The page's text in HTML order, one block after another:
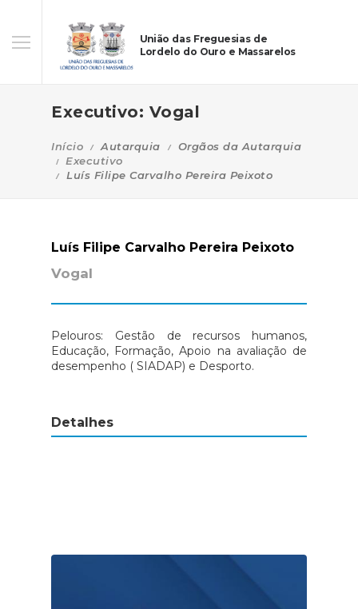
União das Freguesias de
Lordelo do Ouro e Massarelos
Executivo: Vogal
Início Autarquia
Orgãos da Autarquia
Executivo
Luís Filipe Carvalho Pereira Peixoto
Luís Filipe Carvalho Pereira Peixoto
Vogal
Pelouros: Gestão de recursos humanos,
Educação, Formação, Apoio na avaliação de
desempenho ( SIADAP) e Desporto.
Detalhes